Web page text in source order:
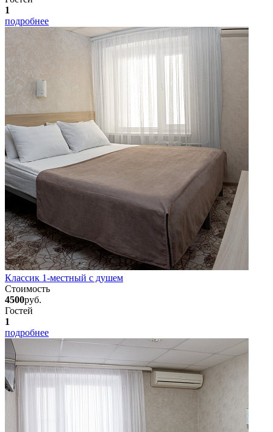
1
подробнее
Классик 1-местный с душем
Стоимость
4500руб.
Гостей
1
подробнее